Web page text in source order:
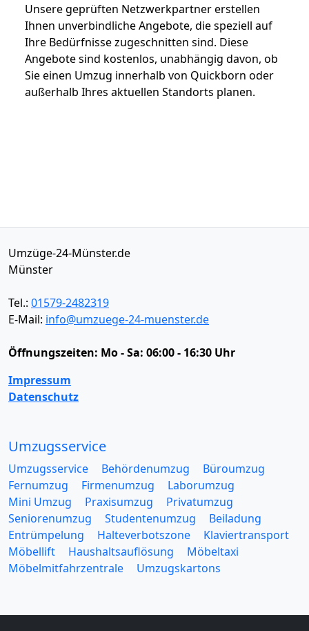
Unsere geprüften Netzwerkpartner erstellen
Ihnen unverbindliche Angebote, die speziell auf
Ihre Bedürfnisse zugeschnitten sind. Diese
Angebote sind kostenlos, unabhängig davon, ob
Sie einen Umzug innerhalb von Quickborn oder
außerhalb Ihres aktuellen Standorts planen.
Umzüge-24-Münster.de
Münster
Tel.: 01579-2482319
E-Mail: info@umzuege-24-muenster.de
Öffnungszeiten: Mo - Sa: 06:00 - 16:30 Uhr
Impressum
Datenschutz
Umzugsservice
Umzugsservice Behördenumzug
Büroumzug
Fernumzug
Firmenumzug
Laborumzug
Mini Umzug
Praxisumzug
Privatumzug
Seniorenumzug
Studentenumzug
Beiladung
Entrümpelung
Halteverbotszone
Klaviertransport
Möbellift
Haushaltsauflösung
Möbeltaxi
Möbelmitfahrzentrale
Umzugskartons